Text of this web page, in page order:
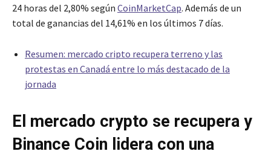
24 horas del 2,80% según CoinMarketCap. Además de un
total de ganancias del 14,61% en los últimos 7 días.
Resumen: mercado cripto recupera terreno y las
protestas en Canadá entre lo más destacado de la
jornada
El mercado crypto se recupera y
Binance Coin lidera con una